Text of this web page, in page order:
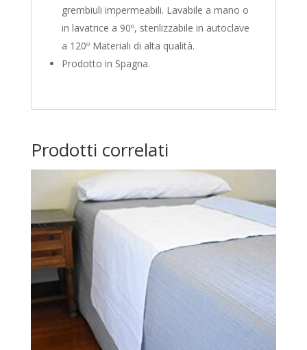
grembiuli impermeabili. Lavabile a mano o
in lavatrice a 90º, sterilizzabile in autoclave
a 120º Materiali di alta qualità.
Prodotto in Spagna.
Prodotti correlati